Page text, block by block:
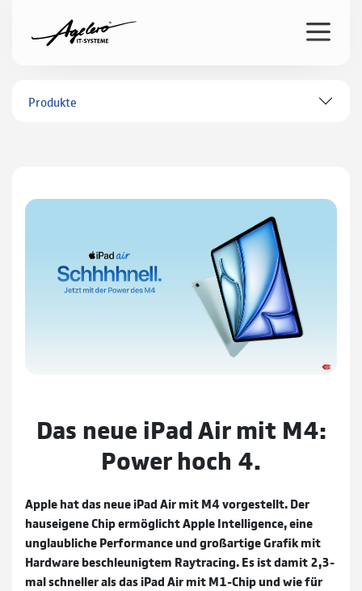
Produkte
Das neue iPad Air mit M4:
Power hoch 4.
Apple hat das neue iPad Air mit M4 vorgestellt. Der
hauseigene Chip ermög­licht Apple Intelligence, eine
unglaub­liche Per­for­mance und groß­artige Grafik mit
Hard­ware beschleu­nigtem Raytracing. Es ist damit 2,3-
mal schneller als das iPad Air mit M1-Chip und wie für